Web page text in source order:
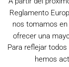
Reglamento
nos tomamos
ofrecer una
Para reflejar
hemos